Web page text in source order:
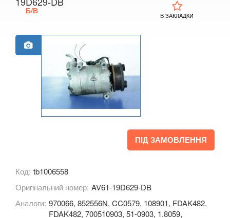
Grand С-Max (CB7)
Focus C-Max (DM2)
EcoSport Mk2
EDGE Mk2 (CD4)
Explorer III (U152)
Explorer IV (U251)
Focus Mk3 С346 (CB8)
Б/В
ПІД ЗАМОВЛЕННЯ
В ЗАКЛАДКИ
Код: tb1006558
Оригінальний номер: AV61-19D629-DB
Аналоги: 970066, 852556N, CC0579, 108901, FDAK482,
FDAK482, 700510903, 51-0903, 1.8059,